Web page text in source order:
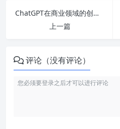
ChatGPT在商业领域的创新应用逻辑关系
上一篇
评论（没有评论）